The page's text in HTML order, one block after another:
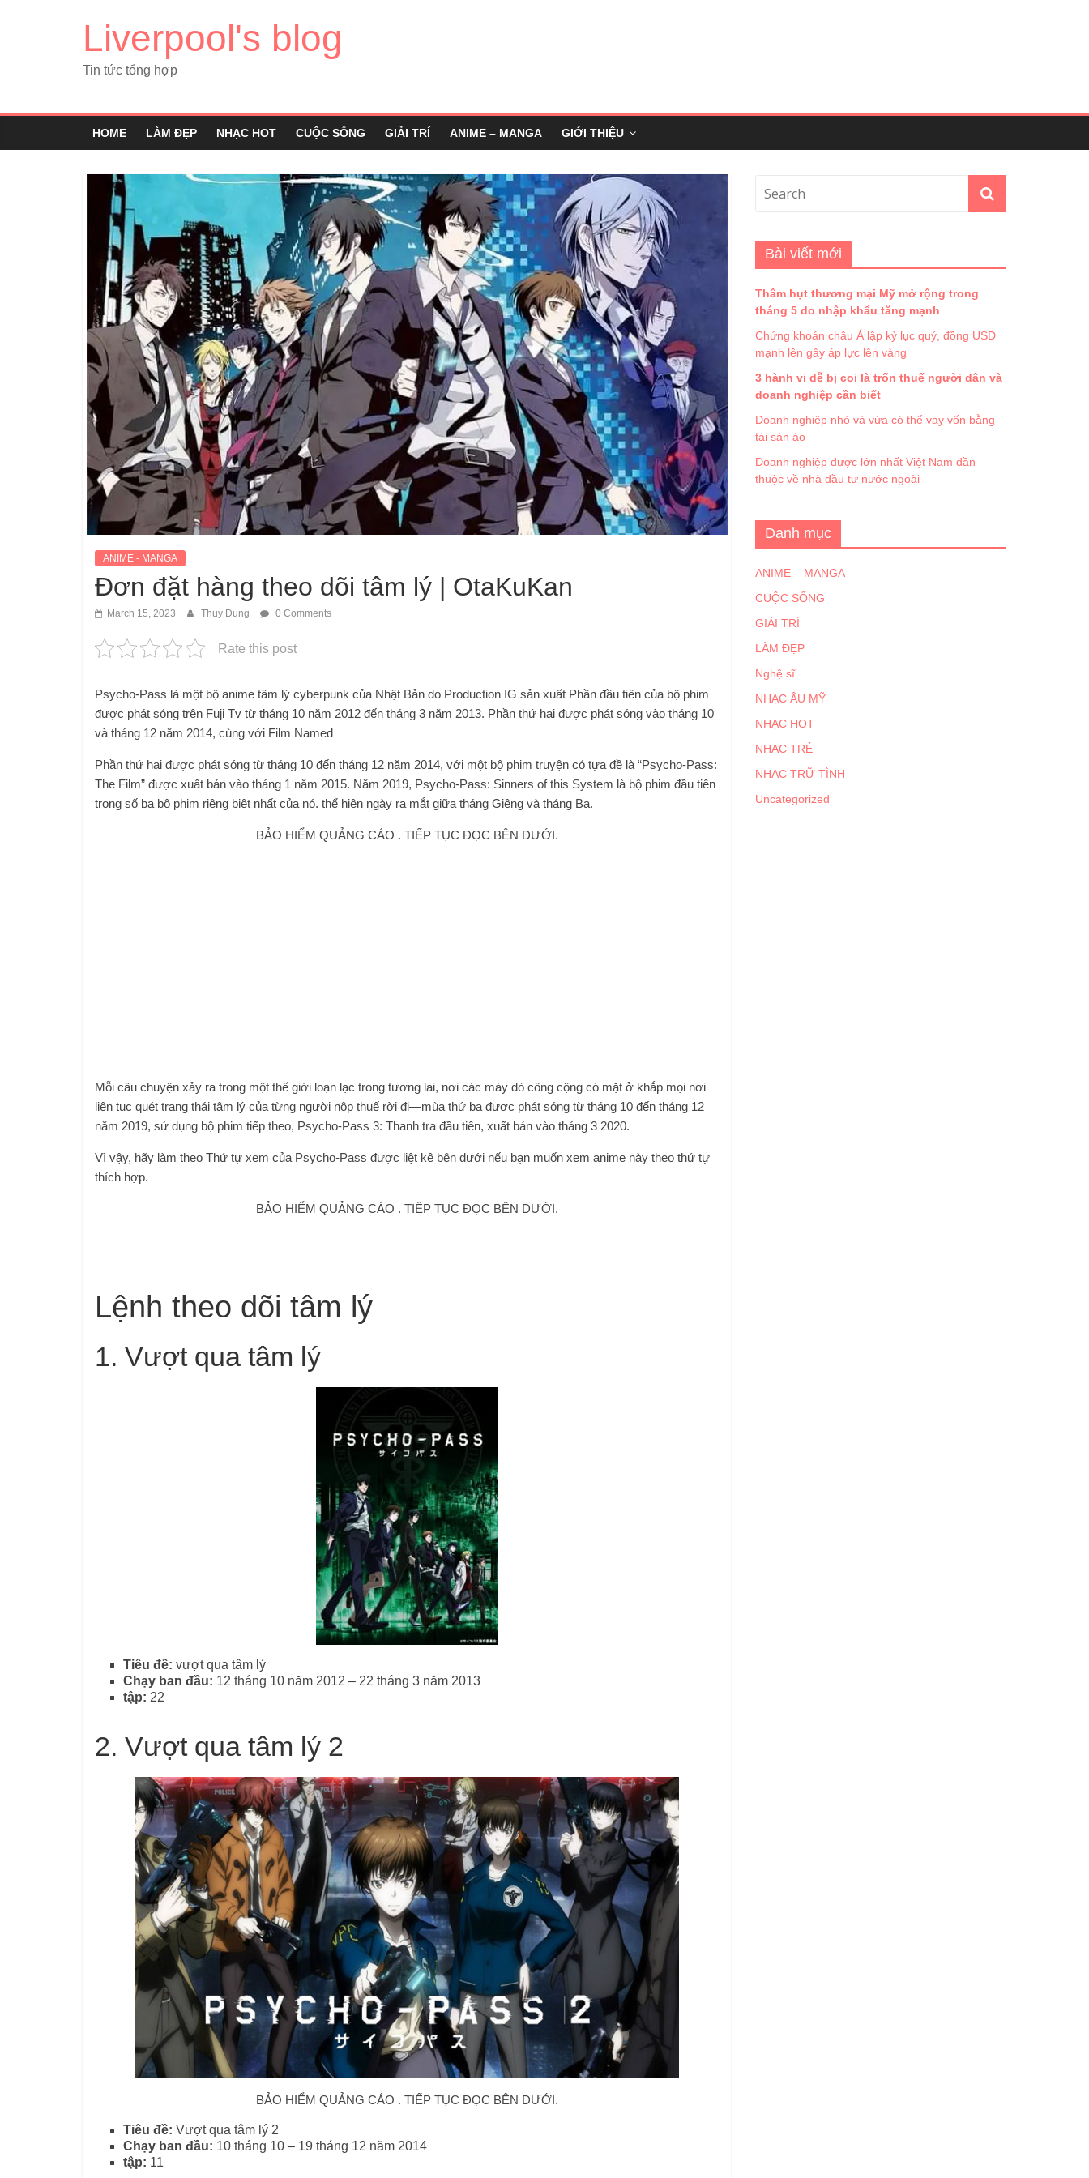
Liverpool's blog
Tin tức tổng hợp
HOME LÀM ĐẸP NHẠC HOT CUỘC SỐNG GIẢI TRÍ ANIME – MANGA GIỚI THIỆU
ANIME - MANGA
Đơn đặt hàng theo dõi tâm lý | OtaKuKan
March 15, 2023 Thuy Dung 0 Comments
Rate this post
Psycho-Pass là một bộ anime tâm lý cyberpunk của Nhật Bản do Production IG sản xuất Phần đầu tiên của bộ phim
được phát sóng trên Fuji Tv từ tháng 10 năm 2012 đến tháng 3 năm 2013. Phần thứ hai được phát sóng vào tháng 10
và tháng 12 năm 2014, cùng với Film Named
Phần thứ hai được phát sóng từ tháng 10 đến tháng 12 năm 2014, với một bộ phim truyện có tựa đề là “Psycho-Pass:
The Film” được xuất bản vào tháng 1 năm 2015. Năm 2019, Psycho-Pass: Sinners of this System là bộ phim đầu tiên
trong số ba bộ phim riêng biệt nhất của nó. thể hiện ngày ra mắt giữa tháng Giêng và tháng Ba.
BẢO HIỂM QUẢNG CÁO . TIẾP TỤC ĐỌC BÊN DƯỚI.
Mỗi câu chuyện xảy ra trong một thế giới loạn lạc trong tương lai, nơi các máy dò công cộng có mặt ở khắp mọi nơi
liên tục quét trạng thái tâm lý của từng người nộp thuế rời đi—mùa thứ ba được phát sóng từ tháng 10 đến tháng 12
năm 2019, sử dụng bộ phim tiếp theo, Psycho-Pass 3: Thanh tra đầu tiên, xuất bản vào tháng 3 2020.
Vì vậy, hãy làm theo Thứ tự xem của Psycho-Pass được liệt kê bên dưới nếu bạn muốn xem anime này theo thứ tự
thích hợp.
BẢO HIỂM QUẢNG CÁO . TIẾP TỤC ĐỌC BÊN DƯỚI.
Lệnh theo dõi tâm lý
1. Vượt qua tâm lý
Tiêu đề: vượt qua tâm lý
Chạy ban đầu: 12 tháng 10 năm 2012 – 22 tháng 3 năm 2013
tập: 22
2. Vượt qua tâm lý 2
BẢO HIỂM QUẢNG CÁO . TIẾP TỤC ĐỌC BÊN DƯỚI.
Tiêu đề: Vượt qua tâm lý 2
Chạy ban đầu: 10 tháng 10 – 19 tháng 12 năm 2014
tập: 11
Bài viết mới
Thâm hụt thương mại Mỹ mở rộng trong
tháng 5 do nhập khẩu tăng mạnh
Chứng khoán châu Á lập kỷ lục quý, đồng USD
mạnh lên gây áp lực lên vàng
3 hành vi dễ bị coi là trốn thuế người dân và
doanh nghiệp cần biết
Doanh nghiệp nhỏ và vừa có thể vay vốn bằng
tài sản ảo
Doanh nghiệp dược lớn nhất Việt Nam dần
thuộc về nhà đầu tư nước ngoài
Danh mục
ANIME – MANGA
CUỘC SỐNG
GIẢI TRÍ
LÀM ĐẸP
Nghệ sĩ
NHẠC ÂU MỸ
NHẠC HOT
NHẠC TRẺ
NHẠC TRỮ TÌNH
Uncategorized